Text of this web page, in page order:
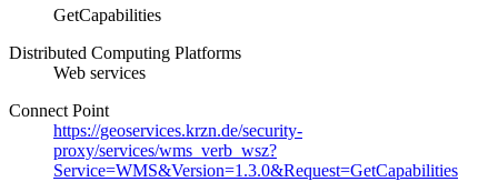
GetCapabilities
Distributed Computing Platforms
Web services
Connect Point
https://geoservices.krzn.de/security-
proxy/services/wms_verb_wsz?
Service=WMS&Version=1.3.0&Request=GetCapabilities